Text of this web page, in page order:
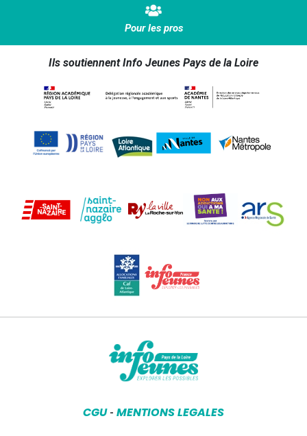
Pour les pros
Ils soutiennent Info Jeunes Pays de la Loire
CGU- MENTIONS LEGALES